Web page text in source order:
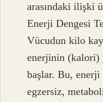
arasındaki ilişki
Enerji Dengesi
Vücudun kilo
enerjinin (kalori)
başlar. Bu, enerji
egzersiz,